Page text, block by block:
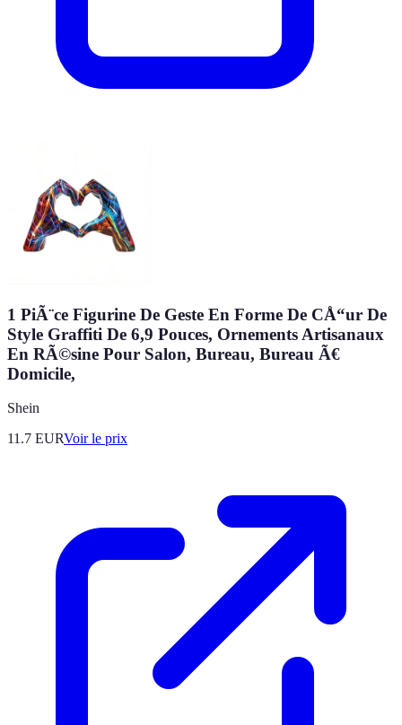
1 PiÃ¨ce Figurine De Geste En Forme De CÅ“ur De
Style Graffiti De 6,9 Pouces, Ornements Artisanaux
En RÃ©sine Pour Salon, Bureau, Bureau Ã€
Domicile,
Shein
11.7 EURVoir le prix